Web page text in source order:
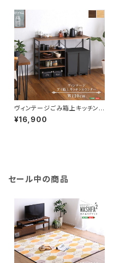
ヴィンテージごみ箱上キッチンカ
ウンター120cm幅 VSK-120
KC
¥16,900
セール中の商品